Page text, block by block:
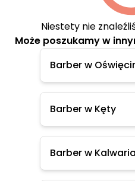
Niestety nie
Może poszukamy w
Barber w
Barber w Kęty
Barber w